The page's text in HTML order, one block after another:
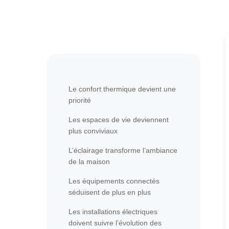
Le confort thermique devient une
priorité
Les espaces de vie deviennent
plus conviviaux
L’éclairage transforme l’ambiance
de la maison
Les équipements connectés
séduisent de plus en plus
Les installations électriques
doivent suivre l’évolution des